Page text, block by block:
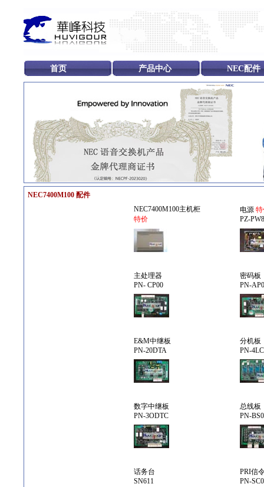
首页 产品中心 NEC配件
NEC7400M100 配件
NEC7400M100主机柜
特价
电源
PZ-
主处理器
PN- CP00
密码板
PN-
E&M中继板
PN-20DTA
分机板
PN-
数字中继板
PN-3ODTC
总线板
PN-
话务台
SN611
PRI信
PN-